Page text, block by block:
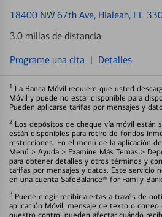
18400 NW 67th Ave, Hialeah, FL
3.0 millas de distancia
Programe una cita | Detalles
1 La Banca Móvil requiere que usted
Móvil y puede no estar disponible para
Pueden aplicarse tarifas por mensajes y
2 Los depósitos de cheque vía móvil están
están disponibles para retiro de fondos
restricciones. En el menú de la aplicación
Menú > Ayuda > Examine Más Temas >
para obtener detalles y otros términos y
tarifas por mensajes y datos. Este servicio
en una cuenta SafeBalance® for Family
3 Puede elegir recibir alertas a través de
aplicación Móvil, mensaje de texto o
nuestro control pueden afectar cuándo